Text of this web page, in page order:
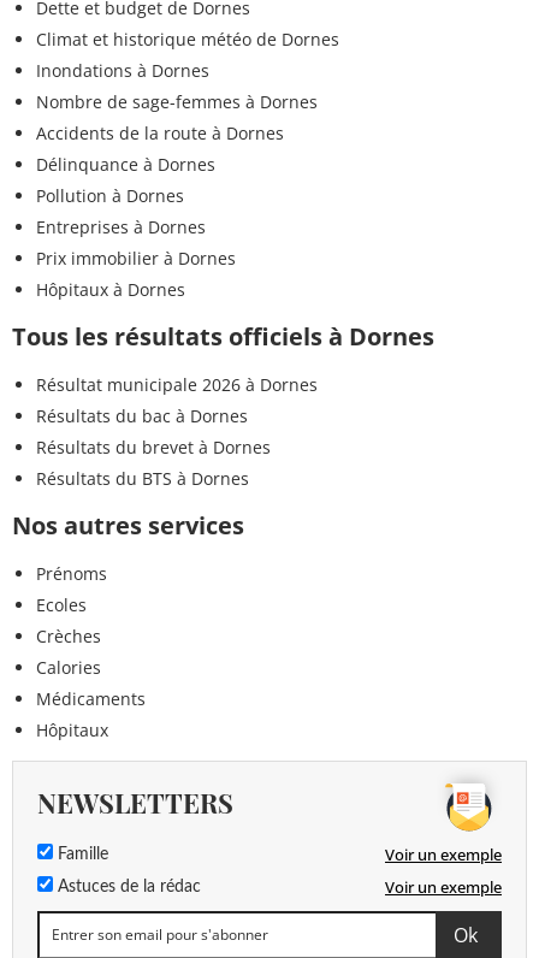
Dette et budget de Dornes
Climat et historique météo de Dornes
Inondations à Dornes
Nombre de sage-femmes à Dornes
Accidents de la route à Dornes
Délinquance à Dornes
Pollution à Dornes
Entreprises à Dornes
Prix immobilier à Dornes
Hôpitaux à Dornes
Tous les résultats officiels à Dornes
Résultat municipale 2026 à Dornes
Résultats du bac à Dornes
Résultats du brevet à Dornes
Résultats du BTS à Dornes
Nos autres services
Prénoms
Ecoles
Crèches
Calories
Médicaments
Hôpitaux
NEWSLETTERS
Famille Voir un exemple
Astuces de la rédac Voir un exemple